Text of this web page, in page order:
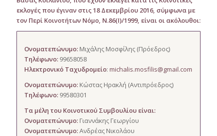
εκλογές που έγιναν στις 18 Δεκεμβρίου 2016, σύμφωνα με
τον Περί Κοινοτήτων Νόμο, Ν.86(Ι)/1999, είναι οι ακόλουθοι:
Ονοματεπώνυμο:Μιχάλης Μοσφίλης (Πρόεδρος)
Τηλέφωνο: 99658058
Ηλεκτρονικό Ταχυδρομείο: michalis.mosfilis@gmail.com
Ονοματεπώνυμο: Κώστας Ηρακλή (Αντιπρόεδρος)
Τηλέφωνο: 99580301
Τα μέλη του Κοινοτικού Συμβουλίου είναι:
Ονοματεπώνυμο:Γιαννάκης Γεωργίου
Ονοματεπώνυμο:Ανδρέας Νικολάου